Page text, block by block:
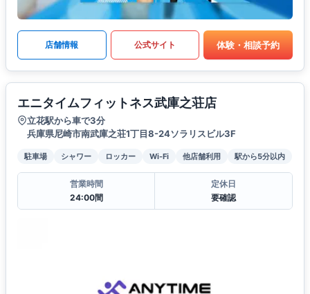
店舗情報 公式サイト 体験・相談予約
エニタイムフィットネス武庫之荘店
立花駅から車で3分
兵庫県尼崎市南武庫之荘1丁目8-24ソラリスビル3F
駐車場 シャワー ロッカー Wi-Fi 他店舗利用 駅から5分以内
営業時間
24:00間
定休日
要確認